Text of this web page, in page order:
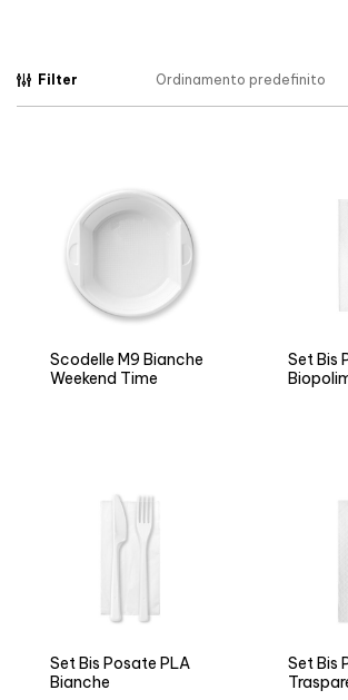
Filter
Scodelle M9 Bianche
Weekend Time
Set Bis
Set Bis Posate PLA
Bianche
Set Bis